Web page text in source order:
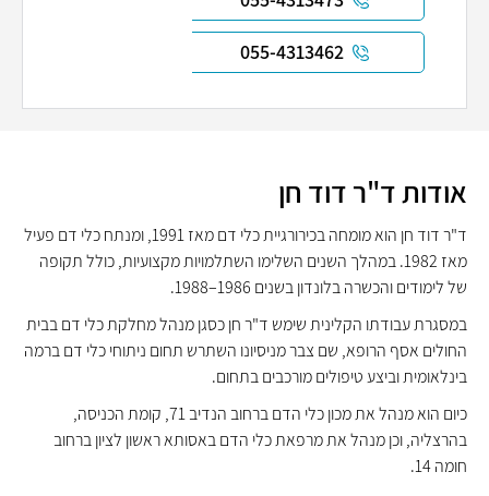
055-4313462
אודות ד"ר דוד חן
ד"ר דוד חן הוא מומחה בכירורגיית כלי דם מאז 1991, ומנתח כלי דם פעיל
מאז 1982. במהלך השנים השלימו השתלמויות מקצועיות, כולל תקופה
של לימודים והכשרה בלונדון בשנים 1986–1988.
במסגרת עבודתו הקלינית שימש ד"ר חן כסגן מנהל מחלקת כלי דם בבית
החולים אסף הרופא, שם צבר מניסיונו השתרש תחום ניתוחי כלי דם ברמה
בינלאומית וביצע טיפולים מורכבים בתחום.
כיום הוא מנהל את מכון כלי הדם ברחוב הנדיב 71, קומת הכניסה,
בהרצליה, וכן מנהל את מרפאת כלי הדם באסותא ראשון לציון ברחוב
חומה 14.